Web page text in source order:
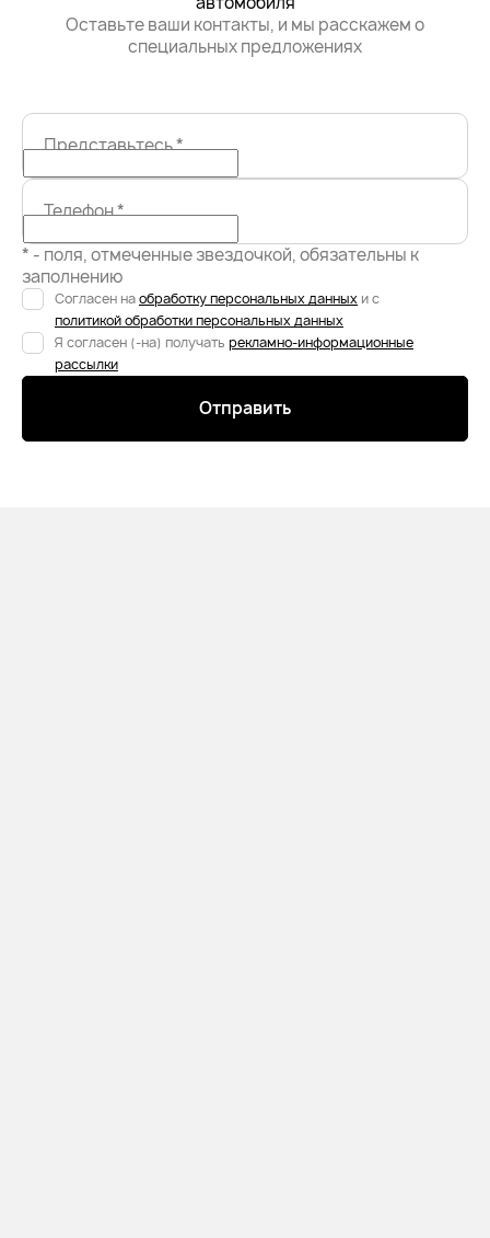
Оставьте ваши контакты, и мы расскажем о
специальных предложениях
Представьтесь*
Телефон*
* - поля, отмеченные звездочкой, обязательны к
заполнению
Согласен наобработку персональных данных и с
политикой обработки персональных данных
Я согласен (-на) получать рекламно-информационные
рассылки
Отправить